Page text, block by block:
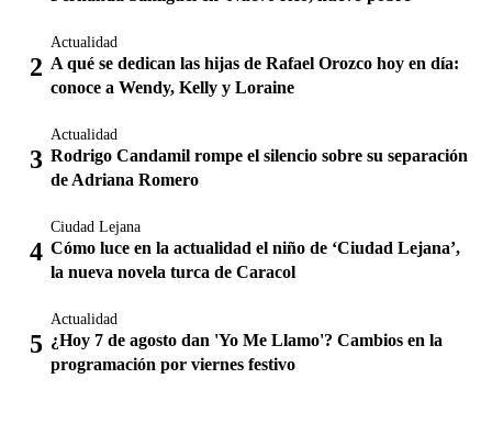
Actualidad
A qué se dedican las hijas de Rafael Orozco hoy en día:
conoce a Wendy, Kelly y Loraine
Actualidad
Rodrigo Candamil rompe el silencio sobre su separación
de Adriana Romero
Ciudad Lejana
Cómo luce en la actualidad el niño de ‘Ciudad Lejana’,
la nueva novela turca de Caracol
Actualidad
¿Hoy 7 de agosto dan 'Yo Me Llamo'? Cambios en la
programación por viernes festivo